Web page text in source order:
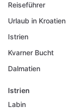
Reiseführer
Urlaub in Kroatien
Istrien
Kvarner Bucht
Dalmatien
Istrien
Labin